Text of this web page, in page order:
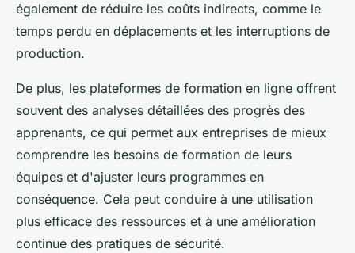
également de réduire les coûts indirects, comme le
temps perdu en déplacements et les interruptions de
production.
De plus, les plateformes de formation en ligne offrent
souvent des analyses détaillées des progrès des
apprenants, ce qui permet aux entreprises de mieux
comprendre les besoins de formation de leurs
équipes et d'ajuster leurs programmes en
conséquence. Cela peut conduire à une utilisation
plus efficace des ressources et à une amélioration
continue des pratiques de sécurité.